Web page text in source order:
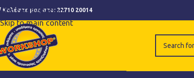
Skip to navigation
Skip to main content
Καλέστε μας στο: 22710 20014